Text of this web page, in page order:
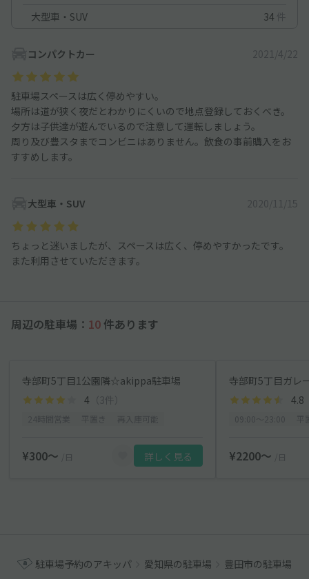
大型車・SUV
34 件
コンパクトカー 2021/4/22
駐車場スペースは広く停めやすい。
場所は道が狭く夜だとわかりにくいので地点登録しておくべき。
夕方は子供達が遊んでいるので注意して運転しましょう。
周り及び豊スタまでコンビニはありません。飲食の事前購入をお
すすめします。
大型車・SUV 2020/11/15
ちょっと迷いましたが、スペースは広く、停めやすかったです。
また利用させていただきます。
周辺の駐車場： 10 件あります
寺部町5丁目1公園隣☆akippa駐車場
4 （3件）
¥300〜 /日 詳しく見る
寺部町5丁目ガレ
4.8
¥2200〜 /日
駐車場予約のアキッパ 愛知県の駐車場 豊田市の駐車場